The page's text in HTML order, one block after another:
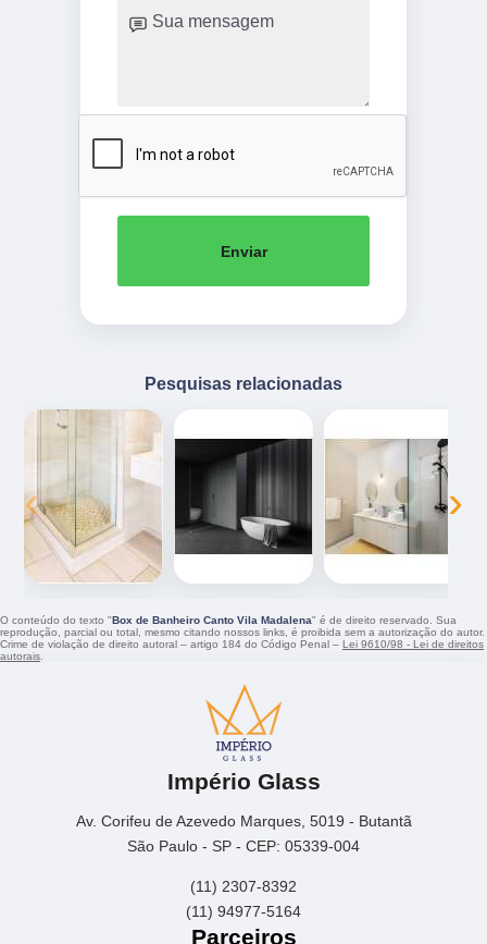
Enviar
Pesquisas relacionadas
‹ ›
O conteúdo do texto "Box de Banheiro Canto Vila Madalena" é de direito reservado. Sua
reprodução, parcial ou total, mesmo citando nossos links, é proibida sem a autorização do autor.
Crime de violação de direito autoral – artigo 184 do Código Penal – Lei 9610/98 - Lei de direitos
autorais
Império Glass
Av. Corifeu de Azevedo Marques, 5019 - Butantã
São Paulo - SP - CEP: 05339-004
(11) 2307-8392
(11) 94977-5164
Parceiros